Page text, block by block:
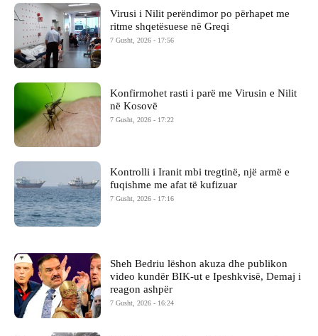
Virusi i Nilit perëndimor po përhapet me
ritme shqetësuese në Greqi
7 Gusht, 2026 - 17:56
Konfirmohet rasti i parë me Virusin e Nilit
në Kosovë
7 Gusht, 2026 - 17:22
Kontrolli i Iranit mbi tregtinë, një armë e
fuqishme me afat të kufizuar
7 Gusht, 2026 - 17:16
Sheh Bedriu lëshon akuza dhe publikon
video kundër BIK-ut e Ipeshkvisë, Demaj i
reagon ashpër
7 Gusht, 2026 - 16:24